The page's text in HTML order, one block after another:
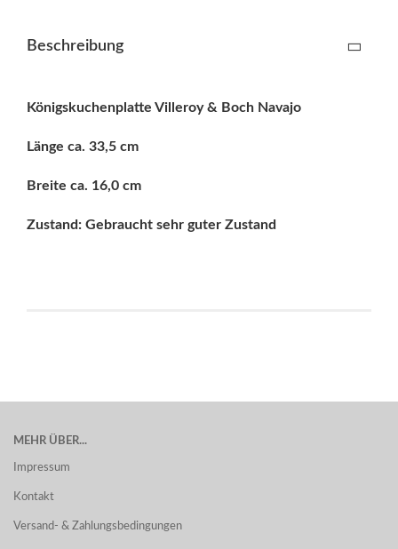
Beschreibung
Königskuchenplatte Villeroy & Boch Navajo
Länge ca. 33,5 cm
Breite ca. 16,0 cm
Zustand: Gebraucht sehr guter Zustand
MEHR ÜBER...
Impressum
Kontakt
Versand- & Zahlungsbedingungen